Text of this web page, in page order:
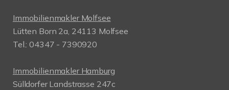
Immobilienmakler Molfsee
Lütten Born 2a, 24113 Molfsee
Tel.: 04347 - 7390920
Immobilienmakler Hamburg
Sülldorfer Landstrasse 247c